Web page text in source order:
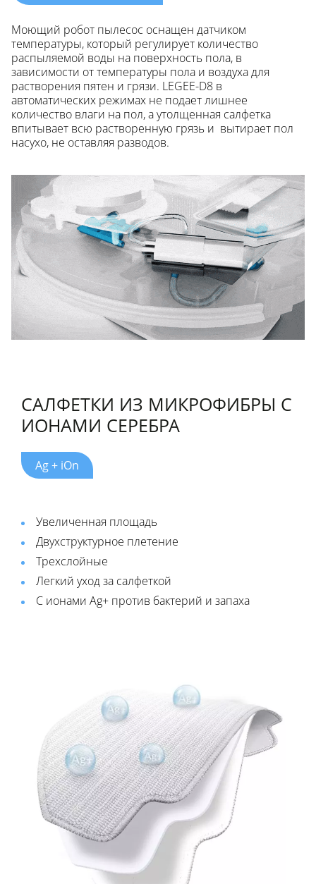
Моющий робот пылесос оснащен датчиком
температуры, который регулирует количество
распыляемой воды на поверхность пола, в
зависимости от температуры пола и воздуха для
растворения пятен и грязи. LEGEE-D8 в
автоматических режимах не подает лишнее
количество влаги на пол, а утолщенная салфетка
впитывает всю растворенную грязь и вытирает пол
насухо, не оставляя разводов.
CАЛФЕТКИ ИЗ МИКРОФИБРЫ С
ИОНАМИ СЕРЕБРА
Ag + iOn
Увеличенная площадь
Двухструктурное плетение
Трехслойные
Легкий уход за салфеткой
С ионами Ag+ против бактерий и запаха